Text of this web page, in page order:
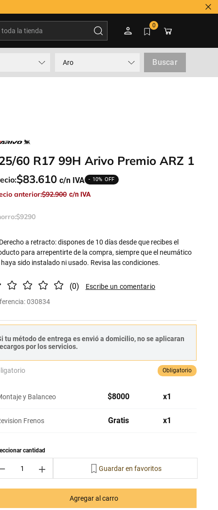
0
Aro Buscar
60 R17 99H Arivo Premio ARZ 1
$83.610 10%
anterior:$92.900
$9290
a retracto: dispones de 10 días desde que recibes el
para arrepentirte de la compra, siempre que el neumático
sido instalado ni usado. Revisa las condiciones.
(0)
:030834
tu método de entrega es envió a domicilio, no se aplicaran
por los servicios.
Obligatorio
y Balanceo $8000 x1
Frenos Gratis x1
＋
Agregar al carro